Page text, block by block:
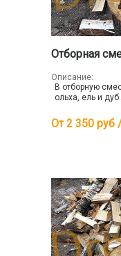
Отборная
Описание:
В отборную
ольха, ель и дуб.
От 2 350 руб